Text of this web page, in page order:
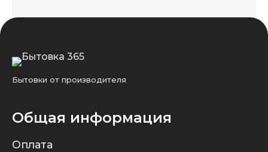
Бытовки от производителя
Общая информация
Оплата